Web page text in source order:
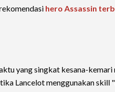
hero Assassin
yang singkat kesana-
Lancelot menggunakan skill